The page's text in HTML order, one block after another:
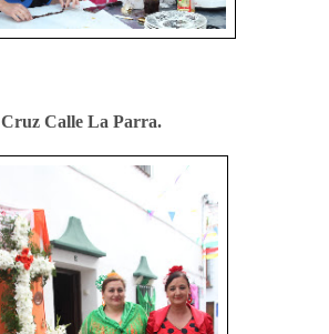
Cruz Calle La Parra.